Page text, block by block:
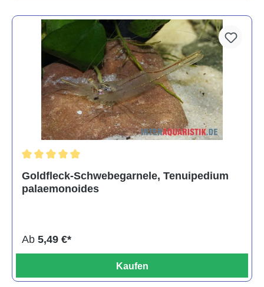
Goldfleck-Schwebegarnele, Tenuipedium
palaemonoides
Ab 5,49 €*
Kaufen